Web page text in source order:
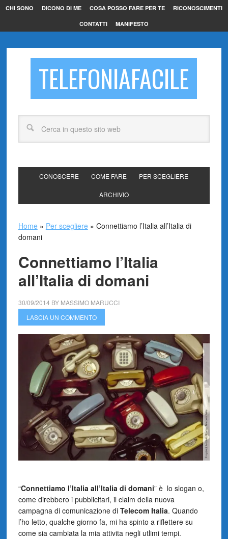
CHI SONO DICONO DI ME COSA POSSO FARE PER TE RICONOSCIMENTI
CONTATTI MANIFESTO
TELEFONIAFACILE
CONOSCERE COME FARE PER SCEGLIERE
ARCHIVIO
Home » Per scegliere » Connettiamo l’Italia all’Italia di
domani
Connettiamo l’Italia
all’Italia di domani
30/09/2014 BY MASSIMO MARUCCI
LASCIA UN COMMENTO
“Connettiamo l’Italia all’Italia di domani” è lo slogan o,
come direbbero i pubblicitari, il claim della nuova
campagna di comunicazione di Telecom Italia. Quando
l’ho letto, qualche giorno fa, mi ha spinto a riflettere su
come sia cambiata la mia attivita negli utlimi tempi.